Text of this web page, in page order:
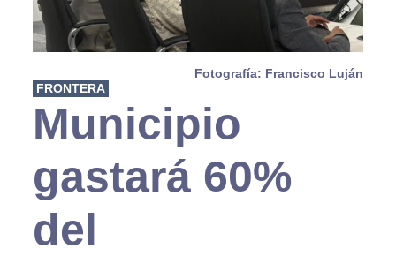
Fotografía: Francisco Luján
FRONTERA
Municipio
gastará 60%
del